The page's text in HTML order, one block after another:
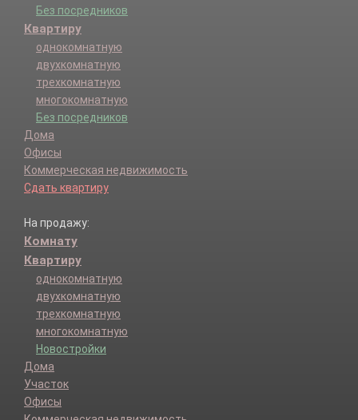
Без посредников
Квартиру
однокомнатную
двухкомнатную
трехкомнатную
многокомнатную
Без посредников
Дома
Офисы
Коммерческая недвижимость
Сдать квартиру
На продажу:
Комнату
Квартиру
однокомнатную
двухкомнатную
трехкомнатную
многокомнатную
Новостройки
Дома
Участок
Офисы